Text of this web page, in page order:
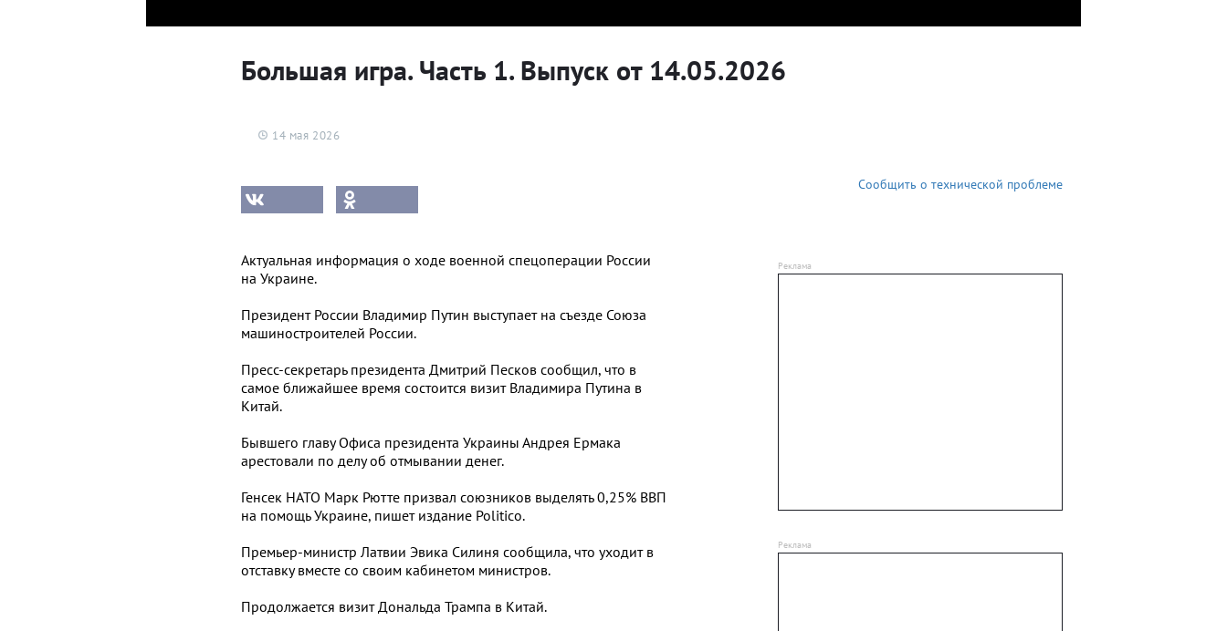
Большая игра. Часть 1. Выпуск от 14.05.2026
14 мая 2026
Сообщить о технической проблеме
Актуальная информация о ходе военной спецоперации России
на Украине.
Президент России Владимир Путин выступает на съезде Союза
машиностроителей России.
Пресс-секретарь президента Дмитрий Песков сообщил, что в
самое ближайшее время состоится визит Владимира Путина в
Китай.
Бывшего главу Офиса президента Украины Андрея Ермака
арестовали по делу об отмывании денег.
Генсек НАТО Марк Рютте призвал союзников выделять 0,25% ВВП
на помощь Украине, пишет издание Politico.
Премьер-министр Латвии Эвика Силиня сообщила, что уходит в
отставку вместе со своим кабинетом министров.
Продолжается визит Дональда Трампа в Китай.